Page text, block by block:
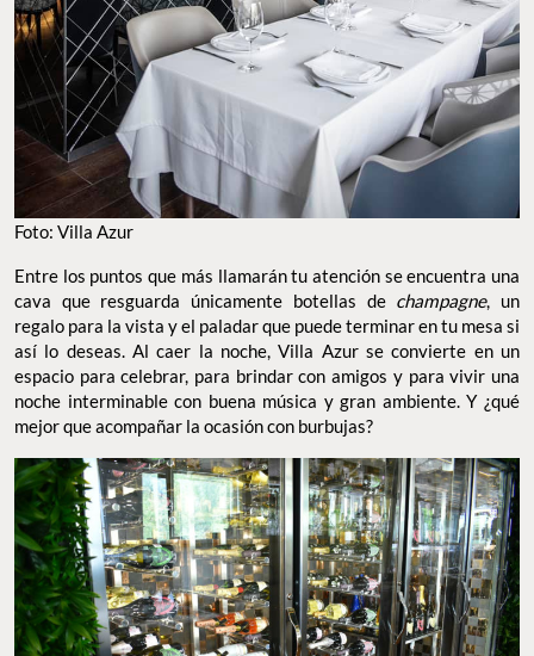
Foto: Villa Azur
Entre los puntos que más llamarán tu atención se encuentra una
cava que resguarda únicamente botellas de champagne, un
regalo para la vista y el paladar que puede terminar en tu mesa si
así lo deseas. Al caer la noche, Villa Azur se convierte en un
espacio para celebrar, para brindar con amigos y para vivir una
noche interminable con buena música y gran ambiente. Y ¿qué
mejor que acompañar la ocasión con burbujas?